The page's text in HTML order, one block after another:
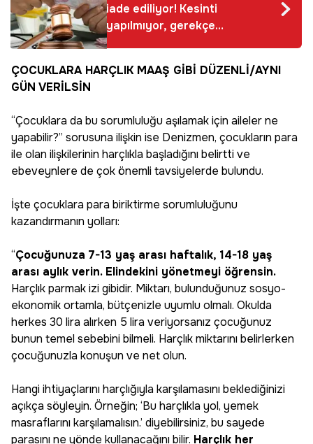
iade ediliyor! Kesinti
yapılmıyor, gerekçe
göstermeye de gerek
ÇOCUKLARA HARÇLIK MAAŞ GİBİ DÜZENLİ/AYNI
GÜN VERİLSİN
“Çocuklara da bu sorumluluğu aşılamak için aileler ne
yapabilir?” sorusuna ilişkin ise Denizmen, çocukların para
ile olan ilişkilerinin harçlıkla başladığını belirtti ve
ebeveynlere de çok önemli tavsiyelerde bulundu.
İşte çocuklara para biriktirme sorumluluğunu
kazandırmanın yolları:
“Çocuğunuza 7-13 yaş arası haftalık, 14-18 yaş
arası aylık verin. Elindekini yönetmeyi öğrensin.
Harçlık parmak izi gibidir. Miktarı, bulunduğunuz sosyo-
ekonomik ortamla, bütçenizle uyumlu olmalı. Okulda
herkes 30 lira alırken 5 lira veriyorsanız çocuğunuz
bunun temel sebebini bilmeli. Harçlık miktarını belirlerken
çocuğunuzla konuşun ve net olun.
Hangi ihtiyaçlarını harçlığıyla karşılamasını beklediğinizi
açıkça söyleyin. Örneğin; ‘Bu harçlıkla yol, yemek
masraflarını karşılamalısın.’ diyebilirsiniz, bu sayede
parasını ne yönde kullanacağını bilir. Harçlık her